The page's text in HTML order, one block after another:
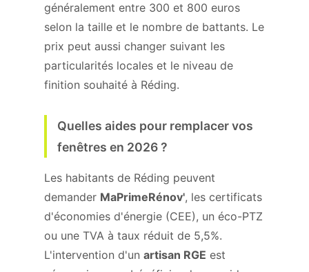
généralement entre 300 et 800 euros
selon la taille et le nombre de battants. Le
prix peut aussi changer suivant les
particularités locales et le niveau de
finition souhaité à Réding.
Quelles aides pour remplacer vos
fenêtres en 2026 ?
Les habitants de Réding peuvent
demander MaPrimeRénov', les certificats
d'économies d'énergie (CEE), un éco-PTZ
ou une TVA à taux réduit de 5,5%.
L'intervention d'un artisan RGE est